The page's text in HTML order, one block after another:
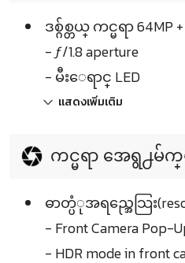
ဒစ္ဂ်စ္တယ္ ကင္မရာ 64MP +
- ƒ/1.8 aperture
- မီးေရာင္ LED
แสดงเพิ่มเติม
ကင္မရာ အေရွ႕မ်
ဓာတ္ပံုအရည္အေသြး
- Front Camera Pop-
- HDR mode in front